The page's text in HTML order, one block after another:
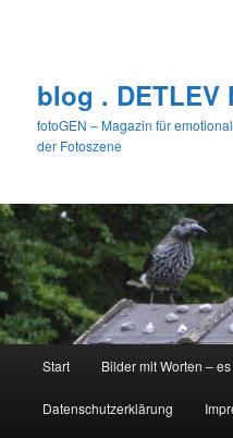
blog . DETLEV
fotoGEN – Magazin für
der Fotoszene
Start Bilder mit Worten –
Datenschutzerklärung